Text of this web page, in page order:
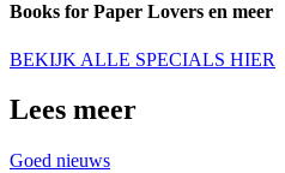
Books for Paper Lovers en meer
BEKIJK ALLE SPECIALS HIER
Lees meer
Goed nieuws